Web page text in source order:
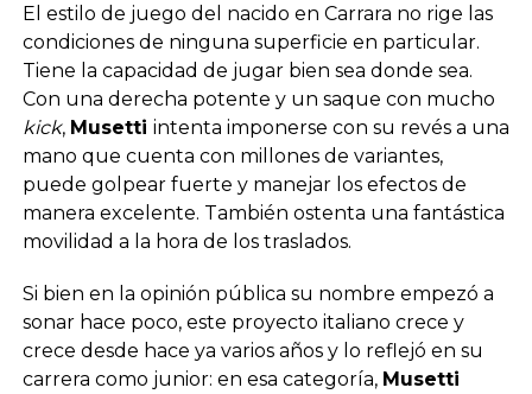
El estilo de juego del nacido en Carrara no rige las
condiciones de ninguna superficie en particular.
Tiene la capacidad de jugar bien sea donde sea.
Con una derecha potente y un saque con mucho
kick, Musetti intenta imponerse con su revés a una
mano que cuenta con millones de variantes,
puede golpear fuerte y manejar los efectos de
manera excelente. También ostenta una fantástica
movilidad a la hora de los traslados.
Si bien en la opinión pública su nombre empezó a
sonar hace poco, este proyecto italiano crece y
crece desde hace ya varios años y lo reflejó en su
carrera como junior: en esa categoría, Musetti